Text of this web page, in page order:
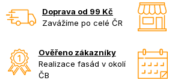
Doprava od 99 Kč
Zavážíme po celé ČR
Ověřeno zákazníky
Realizace fasád v okolí
ČB